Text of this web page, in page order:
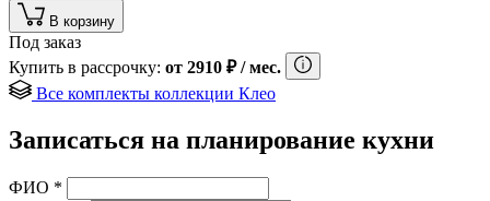
В корзину
Под заказ
Купить в рассрочку: от 2910 ₽/ мес.
Все комплекты коллекции Клео
Записаться на планирование кухни
ФИО *